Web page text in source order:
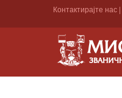
Контактирајте нас |